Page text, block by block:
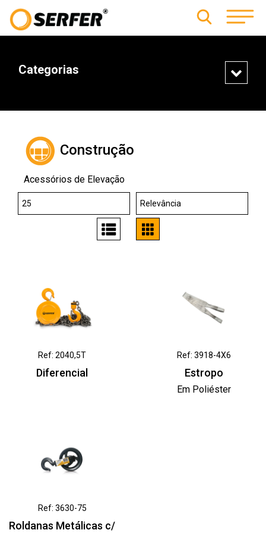
Categorias
Construção
Acessórios de Elevação
Ref: 2040,5T
Diferencial
Ref: 3918-4X6
Estropo
Em Poliéster
Ref: 3630-75
Roldanas Metálicas c/